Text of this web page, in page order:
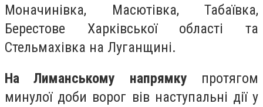
Моначинівка, Масютівка, Табаївка,
Берестове Харківської області та
Стельмахівка на Луганщині.
На Лиманському напрямку протягом
минулої доби ворог вів наступальні дії у